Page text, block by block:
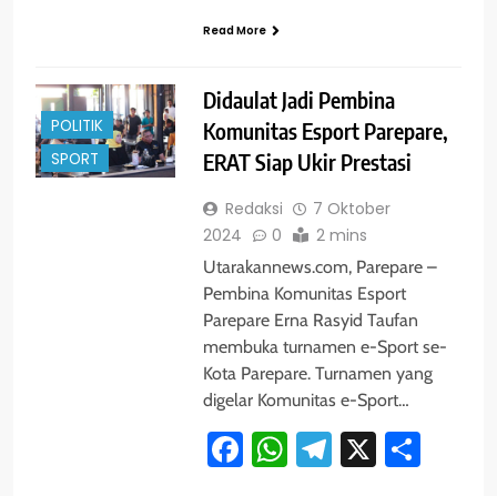
Read More
POLITIK
SPORT
Didaulat Jadi Pembina
Komunitas Esport Parepare,
ERAT Siap Ukir Prestasi
Redaksi
7 Oktober
2024
0 2 mins
Utarakannews.com, Parepare –
Pembina Komunitas Esport
Parepare Erna Rasyid Taufan
membuka turnamen e-Sport se-
Kota Parepare. Turnamen yang
digelar Komunitas e-Sport…
Facebook
WhatsApp
Telegram
X